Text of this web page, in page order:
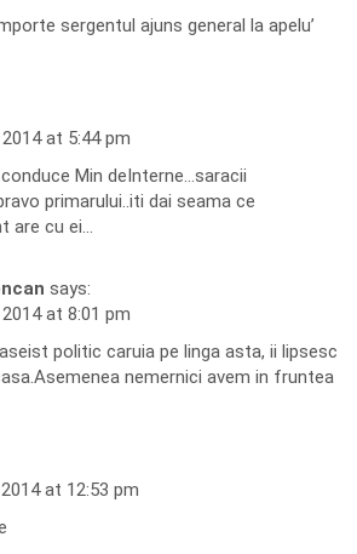
sergentul ajuns general la apelu’
at 5:44 pm
Min deInterne…saracii
primarului..iti dai seama ce
are cu ei…
says:
at 8:01 pm
politic caruia pe linga asta, ii lipsesc
nemernici avem in fruntea
at 12:53 pm